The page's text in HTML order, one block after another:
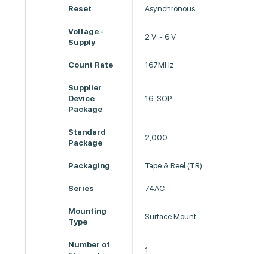
Reset Asynchronous
Voltage -
Supply
2 V ~ 6 V
Count Rate 167MHz
Supplier
Device
Package
16-SOP
Standard
Package
2,000
Packaging Tape & Reel (TR)
Series 74AC
Mounting
Type
Surface Mount
Number of
1